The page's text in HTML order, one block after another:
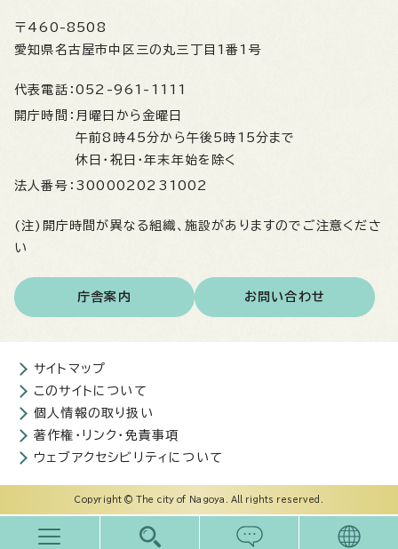
〒460-8508
愛知県名古屋市中区三の丸三丁目1番1号
代表電話： 052-961-1111
開庁時間： 月曜日から金曜日
午前8時45分から午後5時15分まで
休日・祝日・年末年始を除く
法人番号： 3000020231002
(注)開庁時間が異なる組織、施設がありますのでご注意くださ
い
庁舎案内 お問い合わせ
サイトマップ
このサイトについて
個人情報の取り扱い
著作権・リンク・免責事項
ウェブアクセシビリティについて
Copyright © The city of Nagoya. All rights reserved.